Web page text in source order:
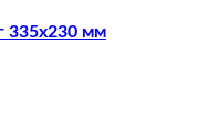
335х230 мм